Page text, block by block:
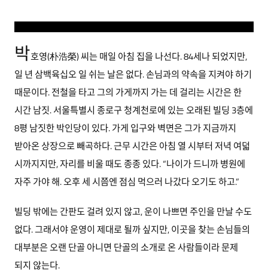
박호영(朴浩榮) 씨는 매일 아침 집을 나선다. 84세나 되었지만,
일 년 삼백육십오 일 쉬는 날은 없다. 손님과의 약속을 지켜야 하기
때문이다. 전철을 타고 그의 가게까지 가는 데 걸리는 시간은 한
시간 남짓. 서울특별시 종로구 청계천로에 있는 오래된 빌딩 3층에
8평 남짓한 박인당이 있다. 가게 입구와 벽면은 그가 지금까지
받아온 상장으로 빼곡하다. 근무 시간은 아침 열 시부터 저녁 여덟
시까지지만, 자리를 비울 때도 종종 있다. “나이가 드니까 병원에
자주 가야 해. 오후 세 시쯤엔 점심 먹으러 나갔다 오기도 하고.”
빌딩 밖에는 간판도 걸려 있지 않고, 운이 나쁘면 주인을 만날 수도
없다. 그래서야 운영이 제대로 될까 싶지만, 이곳을 찾는 손님들의
대부분은 오랜 단골 아니면 단골의 소개로 온 사람들이라 문제
되지 않는다.